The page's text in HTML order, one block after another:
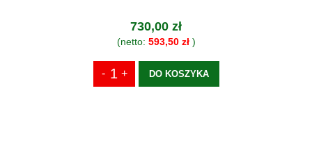
730,00 zł
(netto: 593,50 zł)
DO KOSZYKA